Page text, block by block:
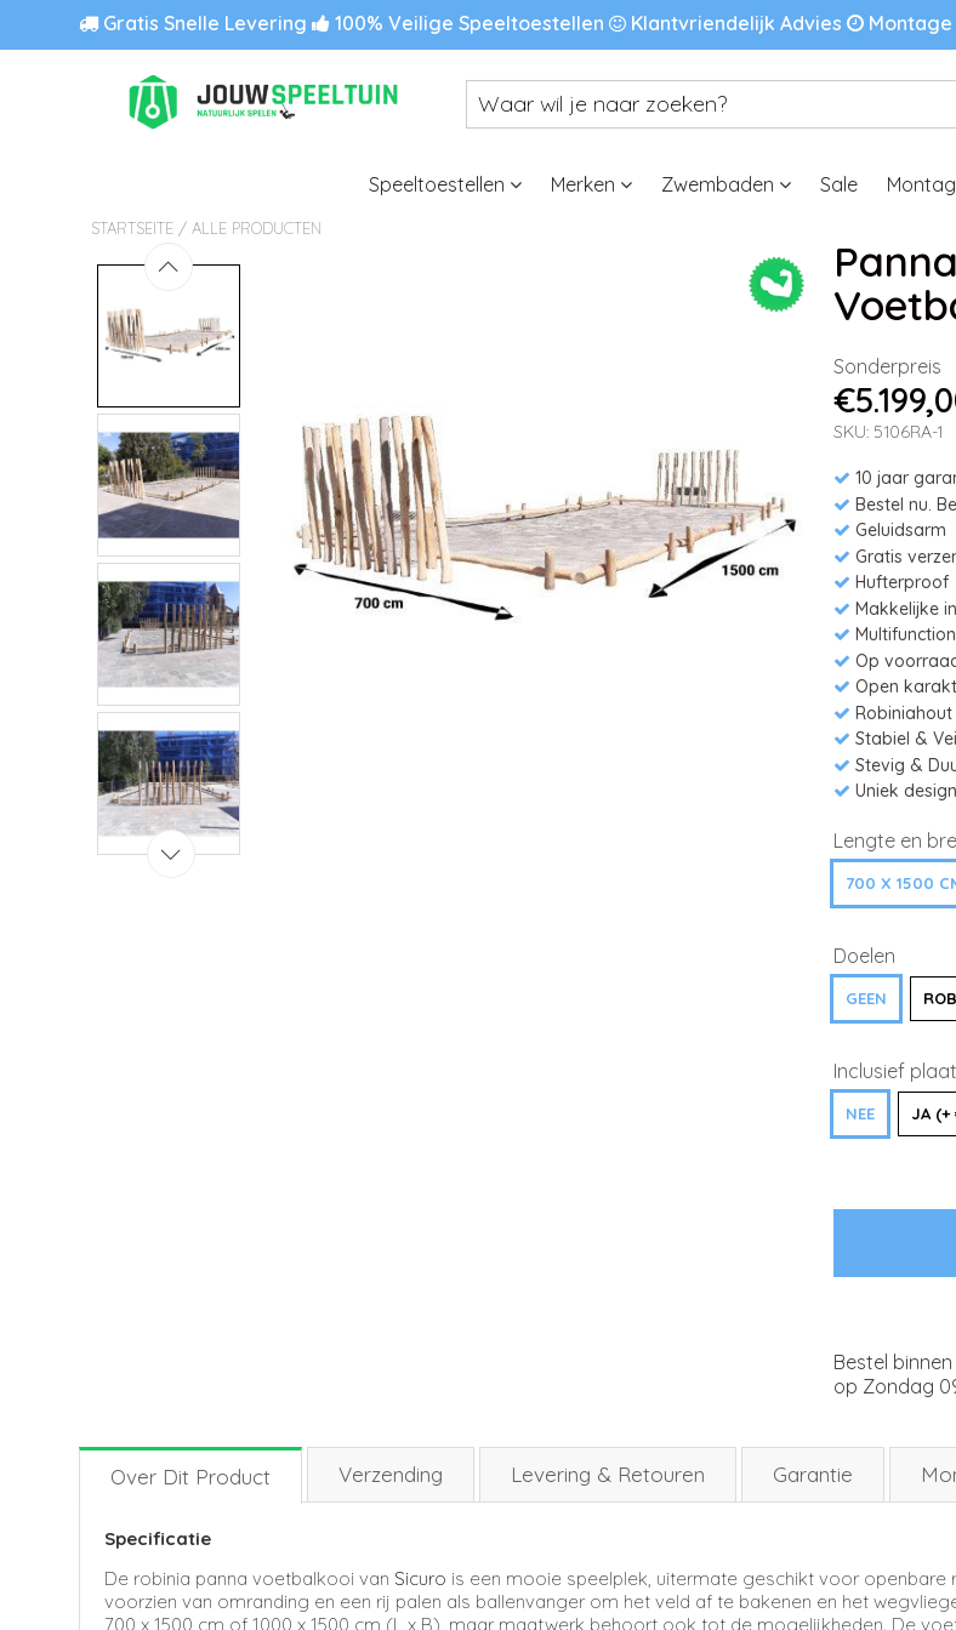
Gratis Snelle Levering 100% Veilige Speeltoestellen Klantvriendelijk Advies
Speeltoestellen Merken Zwembaden Sale
STARTSEITE / ALLE PRODUCTEN
Sonderpreis
SKU: 5106RA-1
10 jaar
Bestel nu.
Geluidsarm
Gratis
Hufterproof
Makkelijke
Op
Open
Robiniahout
Stabiel &
Stevig &
Uniek design
Lengte en
700 X 1500
Doelen
GEEN
Inclusief
NEE JA (+
Bestel binnen
op Zondag
Over Dit Product Verzending Levering & Retouren Garantie
Specificatie
De robinia panna voetbalkooi van Sicuro is een mooie speelplek, uitermate geschikt voor openbare
voorzien van omranding en een rij palen als ballenvanger om het veld af te bakenen en het
700 x 1500 cm of 1000 x 1500 cm (L x B), maar maatwerk behoort ook tot de mogelijkheden. De